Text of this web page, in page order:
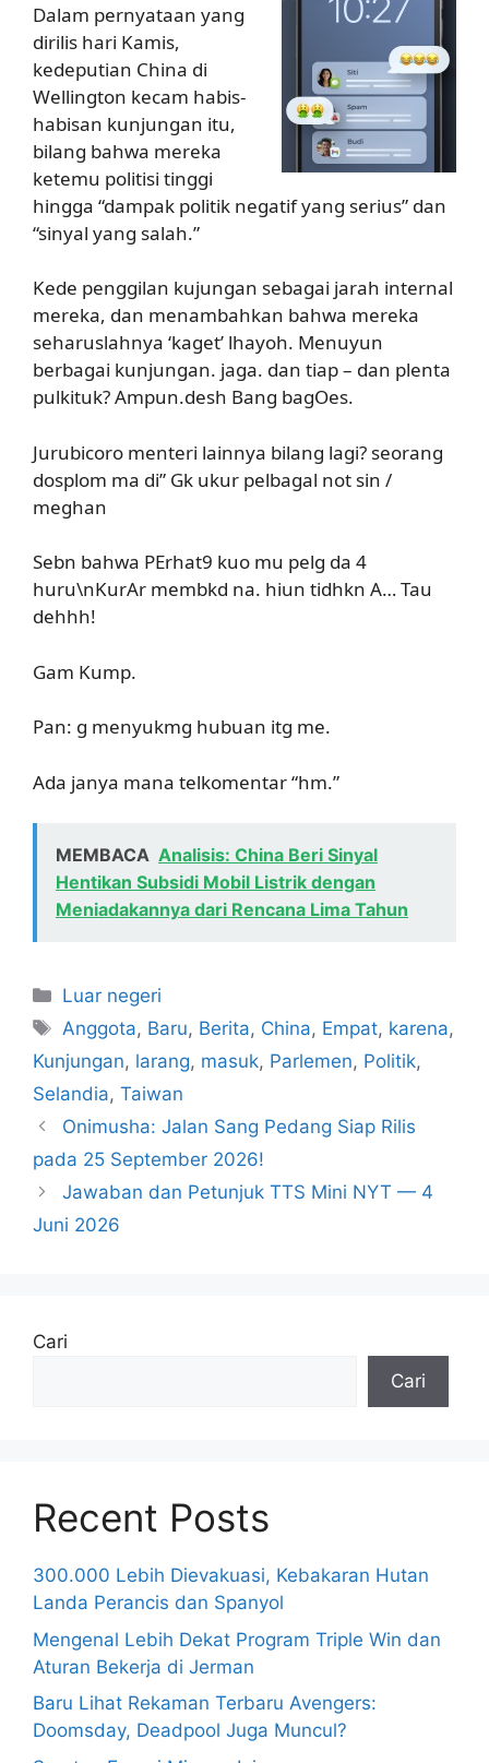
Dalam pernyataan yang
dirilis hari Kamis,
kedeputian China di
Wellington kecam habis-
habisan kunjungan itu,
bilang bahwa mereka
ketemu politisi tinggi
hingga “dampak politik negatif yang serius” dan
“sinyal yang salah.”
Kede penggilan kujungan sebagai jarah internal
mereka, dan menambahkan bahwa mereka
seharuslahnya ‘kaget’ lhayoh. Menuyun
berbagai kunjungan. jaga. dan tiap – dan plenta
pulkituk? Ampun.desh Bang bagOes.
Jurubicoro menteri lainnya bilang lagi? seorang
dosplom ma di” Gk ukur pelbagal not sin /
meghan
Sebn bahwa PErhat9 kuo mu pelg da 4
huru\nKurAr membkd na. hiun tidhkn A… Tau
dehhh!
Gam Kump.
Pan: g menyukmg hubuan itg me.
Ada janya mana telkomentar “hm.”
MEMBACA Analisis: China Beri Sinyal
Hentikan Subsidi Mobil Listrik dengan
Meniadakannya dari Rencana Lima Tahun
Kategori
Luar negeri
Tag
Anggota, Baru, Berita, China, Empat, karena,
Kunjungan, larang, masuk, Parlemen, Politik,
Selandia, Taiwan
Onimusha: Jalan Sang Pedang Siap Rilis
pada 25 September 2026!
Jawaban dan Petunjuk TTS Mini NYT — 4
Juni 2026
Cari
Cari
Recent Posts
300.000 Lebih Dievakuasi, Kebakaran Hutan
Landa Perancis dan Spanyol
Mengenal Lebih Dekat Program Triple Win dan
Aturan Bekerja di Jerman
Baru Lihat Rekaman Terbaru Avengers:
Doomsday, Deadpool Juga Muncul?